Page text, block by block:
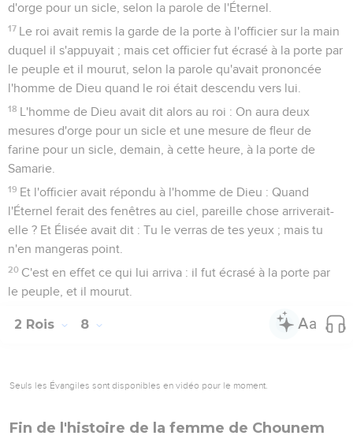
d'orge pour un sicle, selon la parole de l'Éternel.
17 Le roi avait remis la garde de la porte à l'officier sur la main
duquel il s'appuyait ; mais cet officier fut écrasé à la porte par
le peuple et il mourut, selon la parole qu'avait prononcée
l'homme de Dieu quand le roi était descendu vers lui.
18 L'homme de Dieu avait dit alors au roi : On aura deux
mesures d'orge pour un sicle et une mesure de fleur de
farine pour un sicle, demain, à cette heure, à la porte de
Samarie.
19 Et l'officier avait répondu à l'homme de Dieu : Quand
l'Éternel ferait des fenêtres au ciel, pareille chose arriverait-
elle ? Et Élisée avait dit : Tu le verras de tes yeux ; mais tu
n'en mangeras point.
20 C'est en effet ce qui lui arriva : il fut écrasé à la porte par
le peuple, et il mourut.
2 Rois 8
Seuls les Évangiles sont disponibles en vidéo pour le moment.
Fin de l'histoire de la femme de Chounem